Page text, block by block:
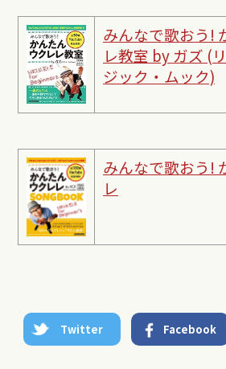
みんなで歌おう!
レ教室 by ガズ (
ジック・ムック)
みんなで歌おう!
レ
Twitter Facebook